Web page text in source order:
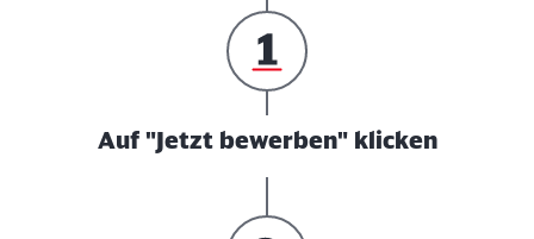
Auf "Jetzt bewerben" klicken